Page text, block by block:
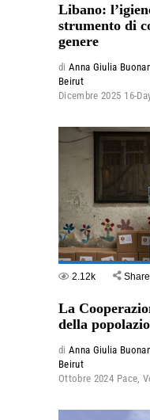
Libano:
strumento di
genere
di Anna Giulia
Beirut
Dicembre 2025 16-
2.12k Share
La
della
di Anna Giulia
Beirut
Ottobre 2024 Pace,